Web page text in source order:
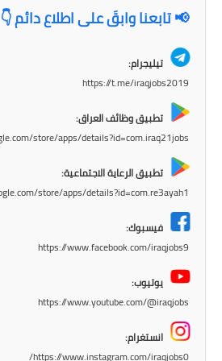
دروس
📢 تابعنا وابقَ على اطلاع دائم 👇
تيليجرام:
https://t.me/iraqjobs2019
تطبيق وظائف العراق:
store/apps/details?id=com.iraq21jobs
تطبيق الرعاية الاجتماعية:
store/apps/details?id=com.re3ayah1
فيسبوك:
https://www.facebook.com/iraqjobs9
يوتيوب:
https://www.youtube.com/@iraqjobs
انستغرام:
https://www.instagram.com/iraqjobs0/